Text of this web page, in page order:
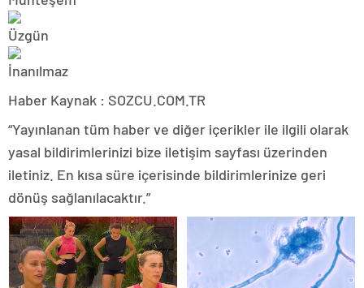
Haber Kaynak : SOZCU.COM.TR
“Yayınlanan tüm haber ve diğer içerikler ile ilgili olarak
yasal bildirimlerinizi bize iletişim sayfası üzerinden
iletiniz. En kısa süre içerisinde bildirimlerinize geri
dönüş sağlanılacaktır.”